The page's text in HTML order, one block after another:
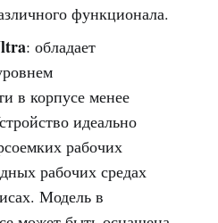
функционала.
: обладает
в корпусе менее
идеально
рабочих
рабочих средах
Модель в